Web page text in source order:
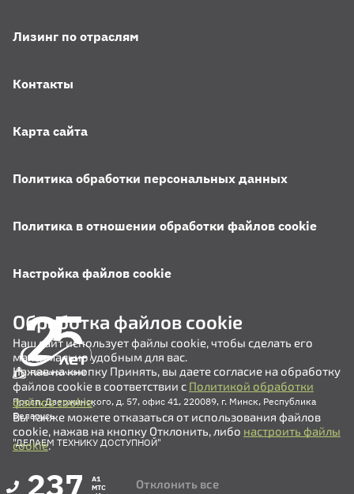
Просп. Дзержинского, д. 57, офис 41, 220089, г. Минск, Республика
Беларусь
"ДЕЛАЕМ ТЕХНИКУ ДОСТУПНОЙ"
237
A1
MTC
Лизинг по отраслям
Контакты
Карта сайта
Политика обработки персональных данных
Политика в отношении обработки файлов cookie
Настройка файлов cookie
Обработка файлов cookie
Наш сайт использует файлы cookie, чтобы сделать его
максимально удобным для вас.
Нажав на кнопку Принять, вы даете согласие на обработку
файлов cookie в соответствии с Политикой обработки
файлов cookie.
Вы также можете отказаться от использования файлов
cookie, нажав на кнопку Отклонить, либо настроить файлы
cookie.
Отклонить все